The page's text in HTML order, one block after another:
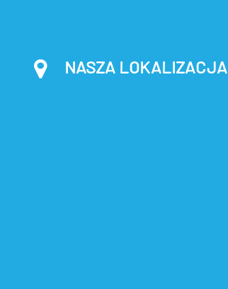
NASZA LOKALIZACJA